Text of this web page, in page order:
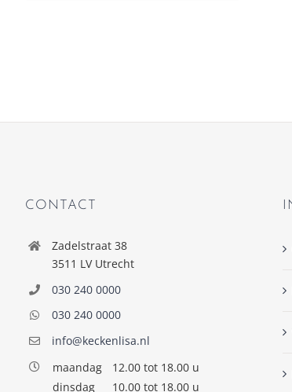
CONTACT
Zadelstraat 38
3511 LV Utrecht
030 240 0000
030 240 0000
info@keckenlisa.nl
maandag
12.00 tot 18.00 u
dinsdag
10.00 tot 18.00 u